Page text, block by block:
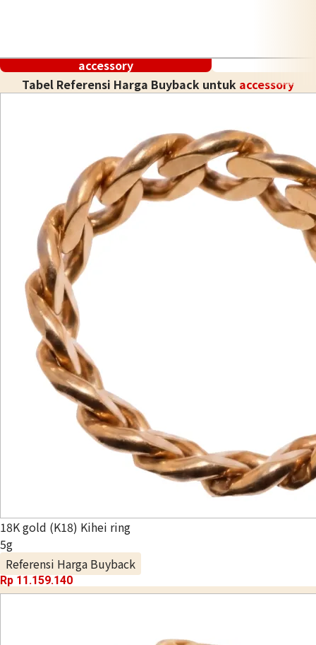
accessory
Tabel Referensi Harga Buyback untuk accessory
18K gold (K18) Kihei ring
5g
Referensi Harga Buyback
Rp 11.159.140